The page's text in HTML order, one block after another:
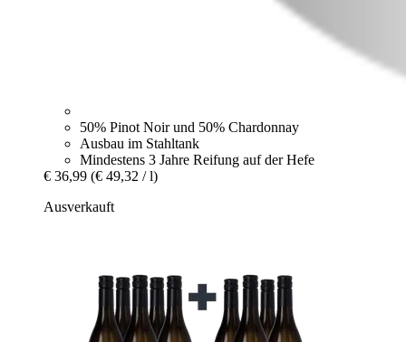
50% Pinot Noir und 50% Chardonnay
Ausbau im Stahltank
Mindestens 3 Jahre Reifung auf der Hefe
€ 36,99 (€ 49,32 / l)
Ausverkauft